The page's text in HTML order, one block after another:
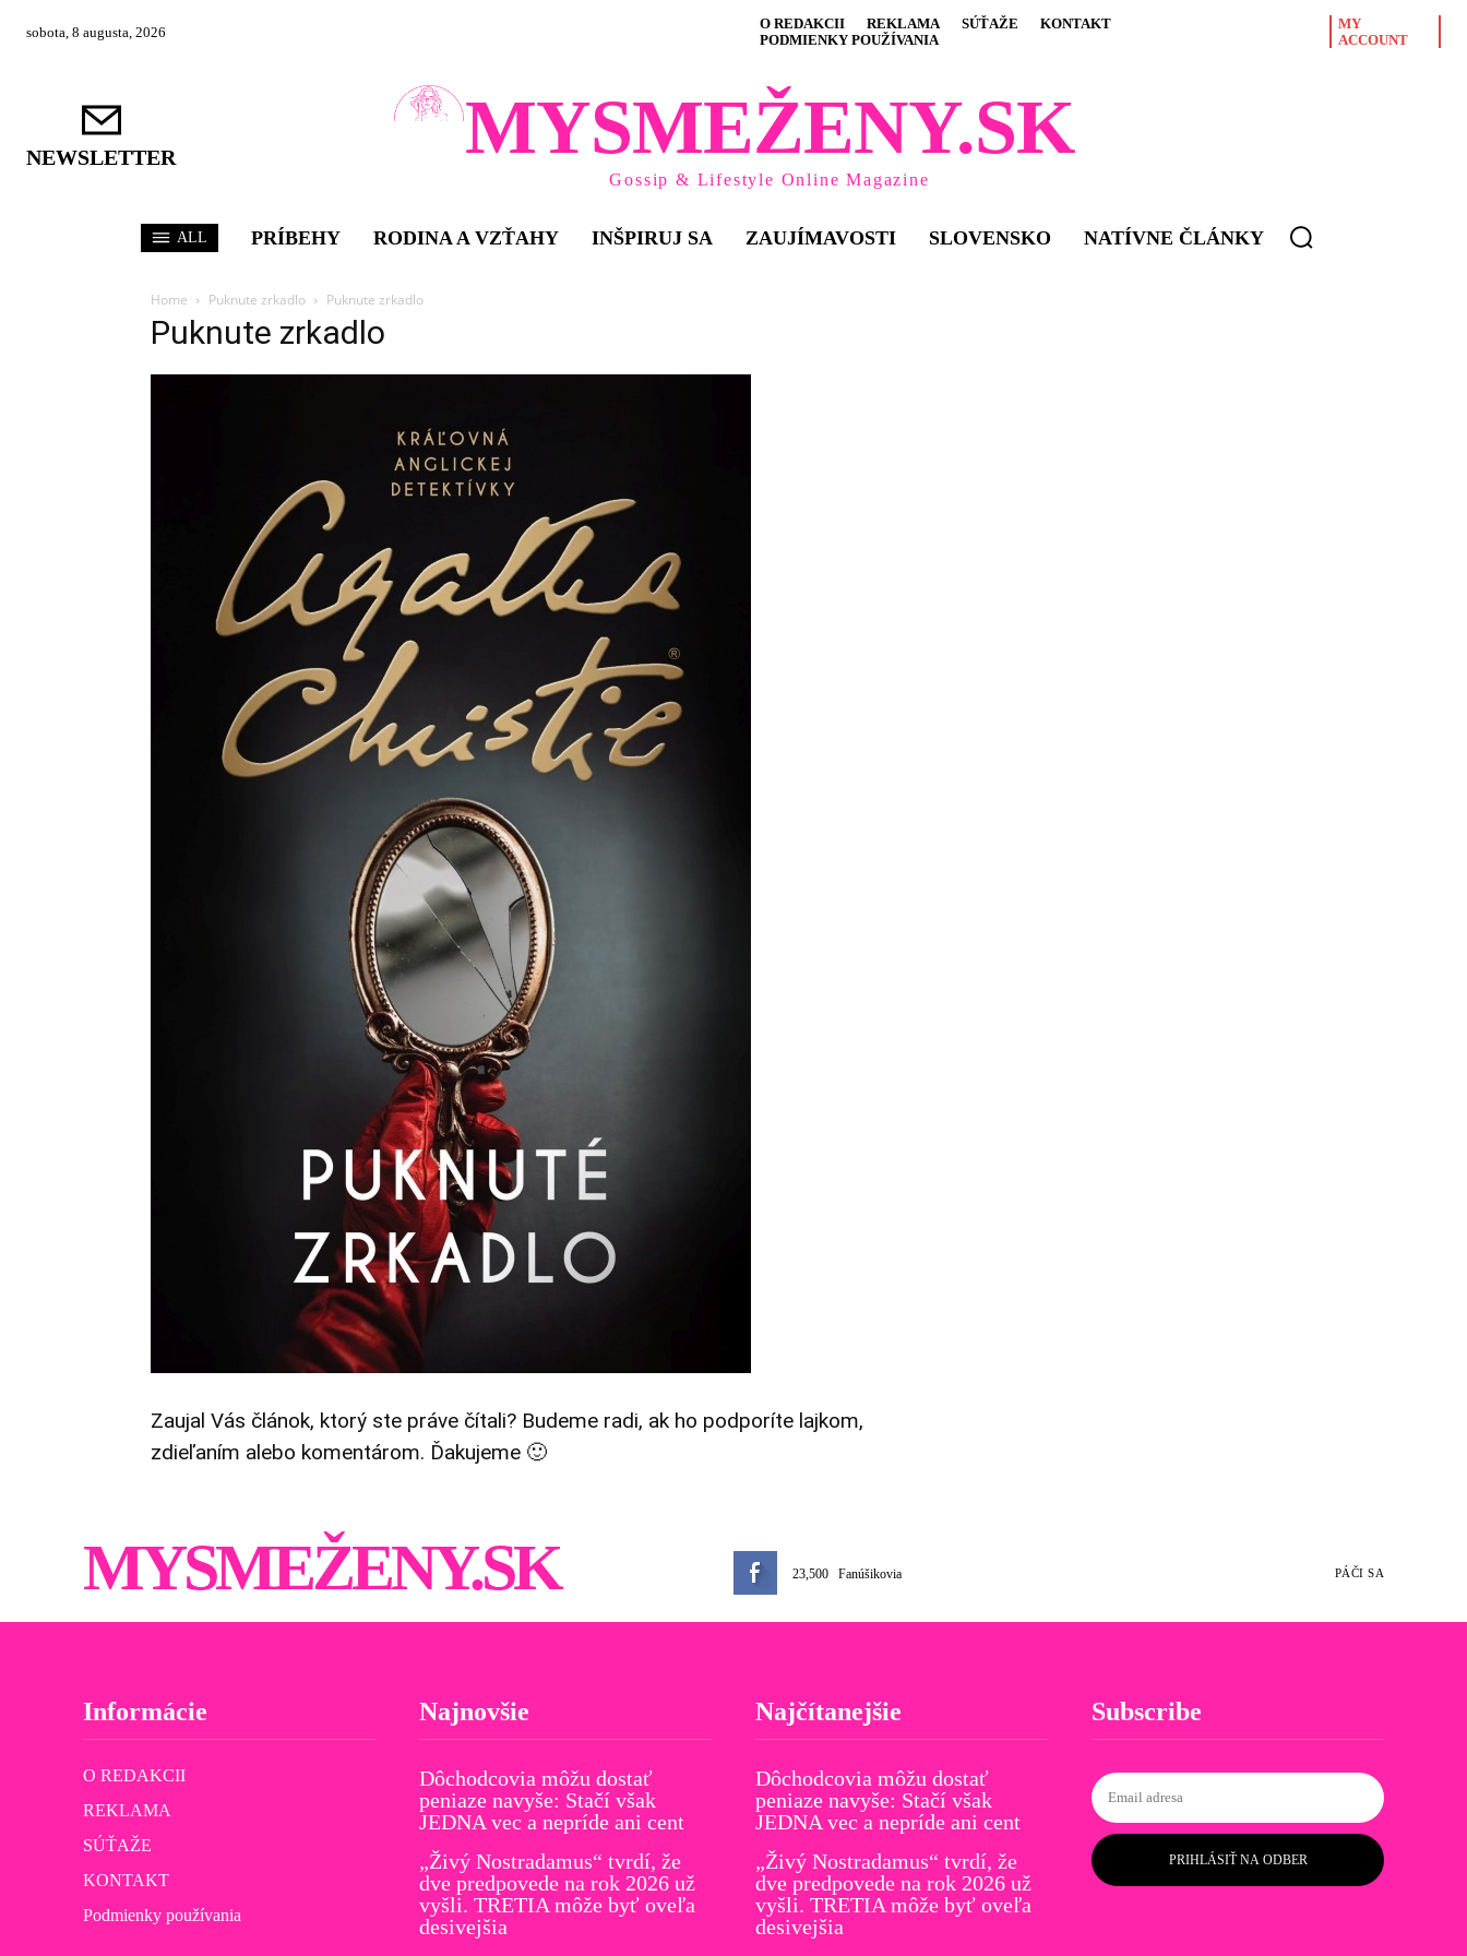
sobota, 8 augusta, 2026 O REDAKCII REKLAMA SÚŤAŽE
KONTAKT
PODMIENKY POUŽÍVANIA
MY
ACCOUNT
NEWSLETTER MYSMEŽENY.SK
Gossip & Lifestyle Online Magazine
ALL PRÍBEHY RODINA A VZŤAHY INŠPIRUJ SA ZAUJÍMAVOSTI SLOVENSKO NATÍVNE ČLÁNKY
Home Puknute zrkadlo Puknute zrkadlo
Puknute zrkadlo
Zaujal Vás článok, ktorý ste práve čítali? Budeme radi, ak ho podporíte lajkom,
zdieľaním alebo komentárom. Ďakujeme 🙂
MYSMEŽENY.SK 23,500 Fanúšikovia PÁČI SA
Informácie
O REDAKCII
REKLAMA
SÚŤAŽE
KONTAKT
Podmienky používania
Najnovšie
Dôchodcovia môžu dostať
peniaze navyše: Stačí však
JEDNA vec a nepríde ani cent
„Živý Nostradamus“ tvrdí, že
dve predpovede na rok 2026 už
vyšli. TRETIA môže byť oveľa
desivejšia
Najčítanejšie
Dôchodcovia môžu dostať
peniaze navyše: Stačí však
JEDNA vec a nepríde ani cent
„Živý Nostradamus“ tvrdí, že
dve predpovede na rok 2026 už
vyšli. TRETIA môže byť oveľa
desivejšia
Subscribe
PRIHLÁSIŤ NA ODBER